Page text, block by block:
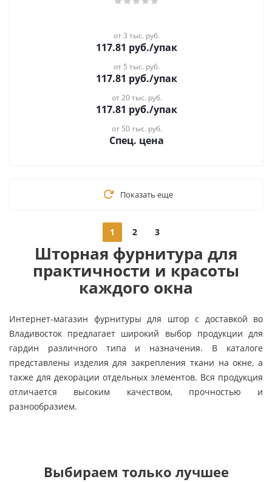
от 3 тыс. руб.
117.81 руб./упак
от 5 тыс. руб.
117.81 руб./упак
от 20 тыс. руб.
117.81 руб./упак
от 50 тыс. руб.
Спец. цена
Показать еще
1 2 3
Шторная фурнитура для
практичности и красоты
каждого окна
Интернет-магазин фурнитуры для штор с доставкой во
Владивосток предлагает широкий выбор продукции для
гардин различного типа и назначения. В каталоге
представлены изделия для закрепления ткани на окне, а
также для декорации отдельных элементов. Вся продукция
отличается высоким качеством, прочностью и
разнообразием.
Выбираем только лучшее